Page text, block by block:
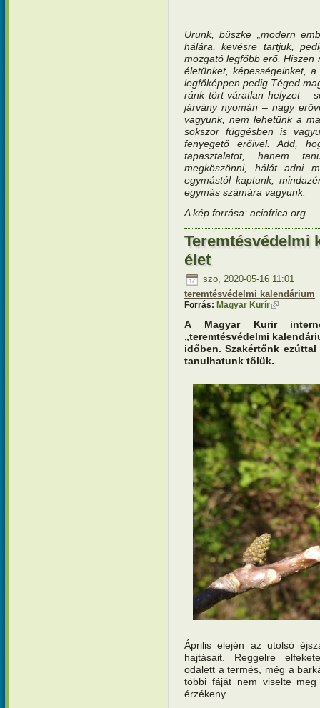
Urunk, büszke „modern
hálára, kevésre tartjuk,
mozgató legfőbb erő. Hiszen
életünket, képességeinket,
legfőképpen pedig Téged
ránk tört váratlan helyzet –
járvány nyomán – nagy
vagyunk, nem lehetünk a
sokszor függésben is
fenyegető erőivel. Add,
tapasztalatot, hanem
megköszönni, hálát adni
egymástól kaptunk,
egymás számára vagyunk.
A kép forrása: aciafrica.org
Teremtésvédelmi
élet
szo, 2020-05-16 11:01
teremtésvédelmi kalendárium
Forrás: Magyar Kurír(külső
A Magyar Kurir
„teremtésvédelmi
időben. Szakértőnk
tanulhatunk tőlük.
Április elején az utolsó
hajtásait. Reggelre
odalett a termés, még a
többi fáját nem viselte
érzékeny.